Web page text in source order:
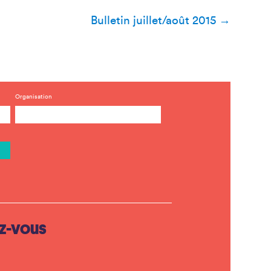
Bulletin juillet/août 2015 →
Organisation
vous